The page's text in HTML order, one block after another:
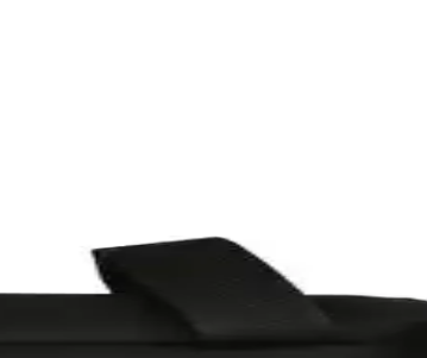
detaylı şekilde inceleniyor. Hangi botun sizin için
zorlu doğa koşullarına uygun dayanıklı ve pratik